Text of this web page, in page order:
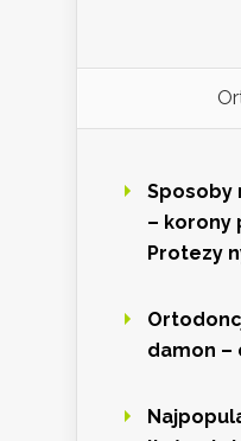
Sposoby
– korony
Protezy
damon –